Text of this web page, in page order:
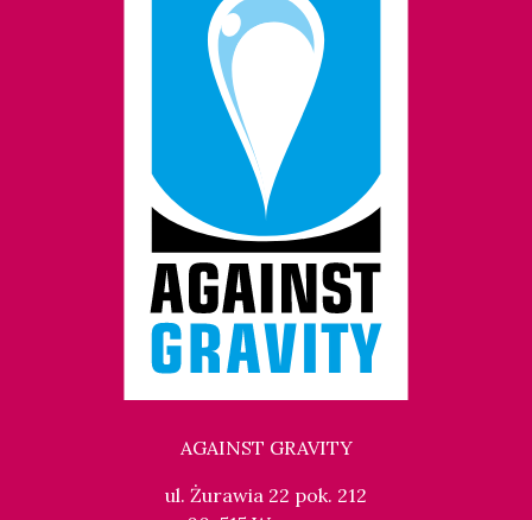
AGAINST GRAVITY
ul. Żurawia 22 pok. 212